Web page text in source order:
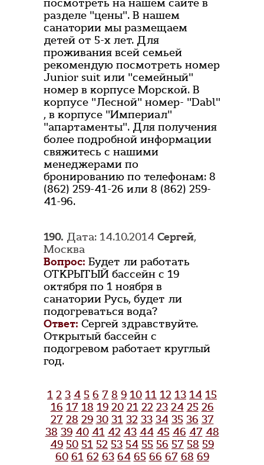
посмотреть на нашем сайте в
разделе "цены". В нашем
санатории мы размещаем
детей от 5-х лет. Для
проживания всей семьей
рекомендую посмотреть номер
Junior suit или "семейный"
номер в корпусе Морской. В
корпусе "Лесной" номер- "Dabl"
, в корпусе "Империал"
"апартаменты". Для получения
более подробной информации
свяжитесь с нашими
менеджерами по
бронированию по телефонам: 8
(862) 259-41-26 или 8 (862) 259-
41-96.
190. Дата: 14.10.2014 Сергей,
Москва
Вопрос: Будет ли работать
ОТКРЫТЫЙ бассейн с 19
октября по 1 ноября в
санатории Русь, будет ли
подогреваться вода?
Ответ: Сергей здравствуйте.
Открытый бассейн с
подогревом работает круглый
год.
1 2 3 4 5 6 7 8 9 10 11 12 13 14 15
16 17 18 19 20 21 22 23 24 25 26
27 28 29 30 31 32 33 34 35 36 37
38 39 40 41 42 43 44 45 46 47 48
49 50 51 52 53 54 55 56 57 58 59
60 61 62 63 64 65 66 67 68 69